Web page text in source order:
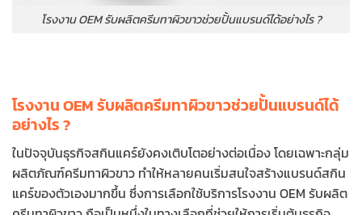
โรงงาน OEM รับผลิตครีมทาผิวขาวช่วยปั้นแบรนด์ได้อย่างไร ?
โรงงาน OEM รับผลิตครีมทาผิวขาวช่วยปั้นแบรนด์ได้
อย่างไร ?
ในปัจจุบันธุรกิจสกินแคร์ยังคงเติบโตอย่างต่อเนื่อง โดยเฉพาะกลุ่ม
ผลิตภัณฑ์ครีมทาผิวขาว ทำให้หลายคนเริ่มสนใจสร้างแบรนด์สกิน
แคร์ของตัวเองมากขึ้น ซึ่งการเลือกใช้บริการโรงงาน OEM รับผลิต